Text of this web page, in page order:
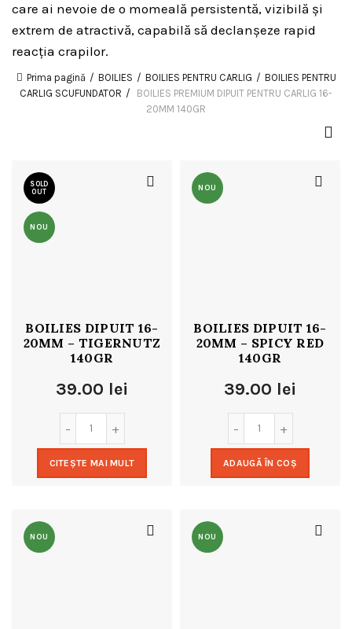
care ai nevoie de o momeală persistentă, vizibilă și
extrem de atractivă, capabilă să declanșeze rapid
reacția crapilor.
Prima pagină BOILIES BOILIES PENTRU CARLIG
BOILIES PENTRU
CARLIG SCUFUNDATOR
BOILIES PREMIUM DIPUIT PENTRU CARLIG 16-
20MM 140GR
SOLD
OUT
NOU
BOILIES DIPUIT 16-
20MM – TIGERNUTZ
140GR
39.00 lei
CITEȘTE MAI MULT
NOU
BOILIES DIPUIT 16-
20MM – SPICY RED
140GR
39.00 lei
ADAUGĂ ÎN COȘ
NOU NOU